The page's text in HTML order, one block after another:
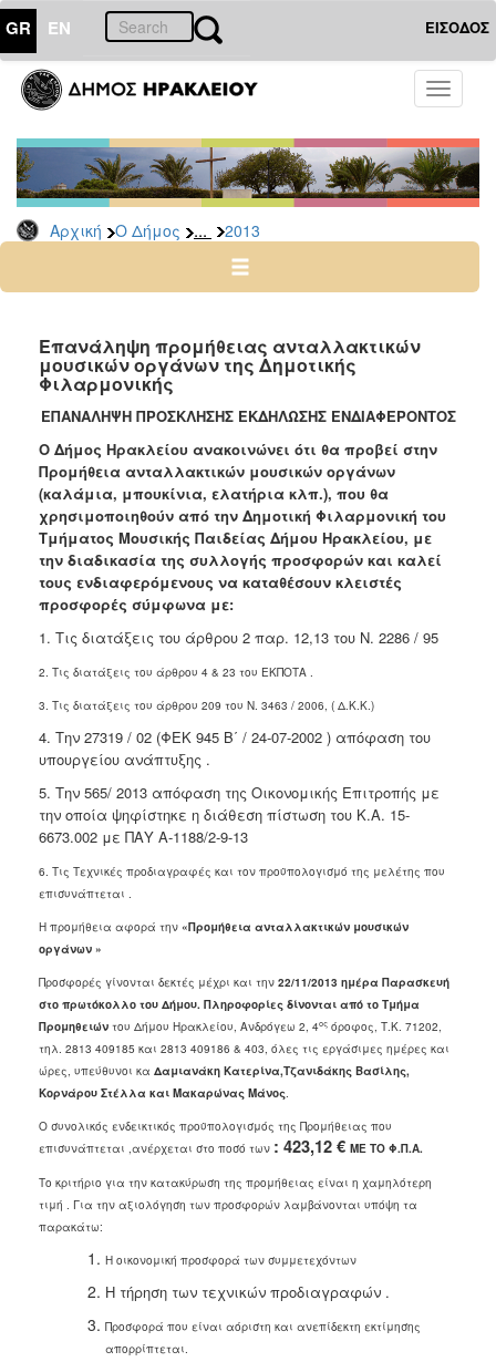
GR EN ΕΙΣΟΔΟΣ
Toggle
Αρχική Ο Δήμος ... 2013
ΔΗΜΟΣ
Διακηρύξεις
Δημοπρασίες
Αρχείο
2025
2023
2022
2021
2020
2019
2018
2017
2016
ΠΟΛΙΤΙΣΜΟΣ
ΑΝΘΕΚΤΙΚΗ
Επανάληψη προμήθειας ανταλλακτικών
μουσικών οργάνων της Δημοτικής
Φιλαρμονικής
ΕΠΑΝΑΛΗΨΗ ΠΡΟΣΚΛΗΣΗΣ ΕΚΔΗΛΩΣΗΣ ΕΝΔΙΑΦΕΡΟΝΤΟΣ
Ο Δήμος Ηρακλείου ανακοινώνει ότι θα προβεί στην
Προμήθεια ανταλλακτικών μουσικών οργάνων
(καλάμια, μπουκίνια, ελατήρια κλπ.), που θα
χρησιμοποιηθούν από την Δημοτική Φιλαρμονική του
Τμήματος Μουσικής Παιδείας Δήμου Ηρακλείου, με
την διαδικασία της συλλογής προσφορών και καλεί
τους ενδιαφερόμενους να καταθέσουν κλειστές
προσφορές σύμφωνα με:
1. Τις διατάξεις του άρθρου 2 παρ. 12,13 του Ν. 2286 / 95
2. Τις διατάξεις του άρθρου 4 & 23 του ΕΚΠΟΤΑ .
3. Τις διατάξεις του άρθρου 209 του Ν. 3463 / 2006, ( Δ.Κ.Κ.)
4. Την 27319 / 02 (ΦΕΚ 945 Β΄ / 24-07-2002 ) απόφαση του
υπουργείου ανάπτυξης .
5. Την 565/ 2013 απόφαση της Οικονομικής Επιτροπής με
την οποία ψηφίστηκε η διάθεση πίστωση του Κ.Α. 15-
6673.002 με ΠΑΥ Α-1188/2-9-13
6. Τις Τεχνικές προδιαγραφές και τον προϋπολογισμό της μελέτης που
επισυνάπτεται .
Η προμήθεια αφορά την «Προμήθεια ανταλλακτικών μουσικών
οργάνων »
Προσφορές γίνονται δεκτές μέχρι και την 22/11/2013 ημέρα Παρασκευή
στο πρωτόκολλο του Δήμου. Πληροφορίες δίνονται από το Τμήμα
Προμηθειών του Δήμου Ηρακλείου, Ανδρόγεω 2, 4ος όροφος, Τ.Κ. 71202,
τηλ. 2813 409185 και 2813 409186 & 403, όλες τις εργάσιμες ημέρες και
ώρες, υπεύθυνοι κα Δαμιανάκη Κατερίνα,Τζανιδάκης Βασίλης,
Κορνάρου Στέλλα και Μακαρώνας Μάνος
Ο συνολικός ενδεικτικός προϋπολογισμός της Προμήθειας που
επισυνάπτεται ,ανέρχεται στο ποσό των : 423,12 € ΜΕ ΤΟ Φ.Π.Α.
Το κριτήριο για την κατακύρωση της προμήθειας είναι η χαμηλότερη
τιμή . Για την αξιολόγηση των προσφορών λαμβάνονται υπόψη τα
παρακάτω:
Η οικονομική προσφορά των συμμετεχόντων
Η τήρηση των τεχνικών προδιαγραφών .
Προσφορά που είναι αόριστη και ανεπίδεκτη εκτίμησης
απορρίπτεται.